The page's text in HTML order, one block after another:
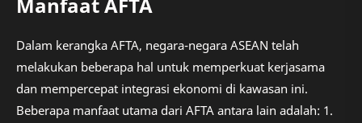
Manfaat AFTA
Dalam kerangka AFTA, negara-negara ASEAN telah
melakukan beberapa hal untuk memperkuat kerjasama
dan mempercepat integrasi ekonomi di kawasan ini.
Beberapa manfaat utama dari AFTA antara lain adalah: 1.